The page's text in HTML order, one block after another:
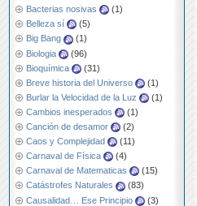
Bacterias nosivas
(1)
Belleza sí
(5)
Big Bang
(1)
Biologia
(96)
Bioquímica
(31)
Breve historia del Universo
(1)
Burlar la Velocidad de la Luz
(1)
Cambios inesperados
(1)
Canción de desamor
(2)
Caos y Complejidad
(11)
Carnaval de Física
(4)
Carnaval de Matematicas
(15)
Catástrofes Naturales
(83)
Causalidad… Ese Principio
(3)